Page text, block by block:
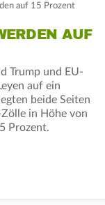
auf 15 Prozent
AUF
Trump und EU-
auf ein
beide Seiten
in Höhe von
Prozent.